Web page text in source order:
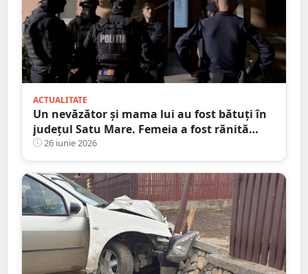
ACTUALITATE
Un nevăzător și mama lui au fost bătuți în
județul Satu Mare. Femeia a fost rănită
grav26 iunie 2026